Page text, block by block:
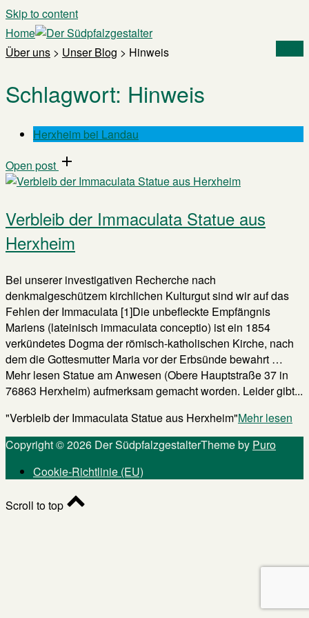
Skip to content
Home
Über uns > Unser Blog > Hinweis
Schlagwort: Hinweis
Herxheim bei Landau
Open post
Verbleib der Immaculata Statue aus
Herxheim
Bei unserer investigativen Recherche nach
denkmalgeschützem kirchlichen Kulturgut sind wir auf das
Fehlen der Immaculata [1]Die unbefleckte Empfängnis
Mariens (lateinisch immaculata conceptio) ist ein 1854
verkündetes Dogma der römisch-katholischen Kirche, nach
dem die Gottesmutter Maria vor der Erbsünde bewahrt …
Mehr lesen Statue am Anwesen (Obere Hauptstraße 37 in
76863 Herxheim) aufmerksam gemacht worden. Leider gibt...
"Verbleib der Immaculata Statue aus Herxheim"Mehr lesen
Copyright © 2026 Der SüdpfalzgestalterTheme by Puro
Cookie-Richtlinie (EU)
Scroll to top